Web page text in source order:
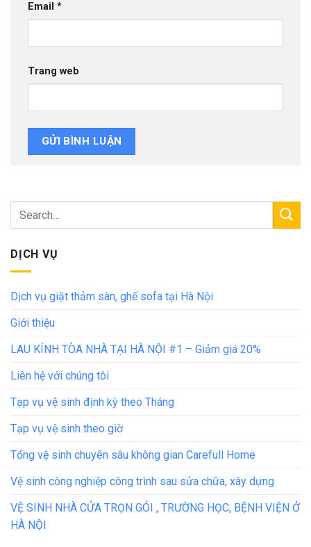
Email *
Trang web
DỊCH VỤ
Dịch vụ giặt thảm sàn, ghế sofa tại Hà Nội
Giới thiệu
LAU KÍNH TÒA NHÀ TẠI HÀ NỘI #1 – Giảm giá 20%
Liên hệ với chúng tôi
Tạp vụ vệ sinh định kỳ theo Tháng
Tạp vụ vệ sinh theo giờ
Tổng vệ sinh chuyên sâu không gian Carefull Home
Vệ sinh công nghiệp công trình sau sửa chữa, xây dựng
VỆ SINH NHÀ CỬA TRỌN GÓI , TRƯỜNG HỌC, BỆNH VIỆN Ở
HÀ NỘI